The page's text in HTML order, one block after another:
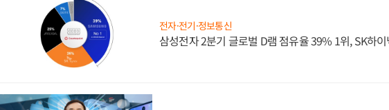
전자·전기·정보통신
삼성전자 2분기 글로벌 D램 점유율 39% 1위, SK하